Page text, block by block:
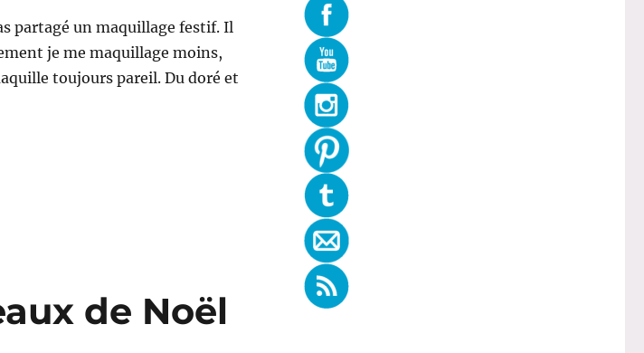
partagé un maquillage festif. Il
je me maquillage moins,
toujours pareil. Du doré et
: Maquillage festif avec Kiko et Zoeva »
de Noël